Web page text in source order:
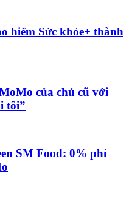
hiểm Sức khỏe+ thành
của chủ cũ với
tôi”
SM Food: 0% phí